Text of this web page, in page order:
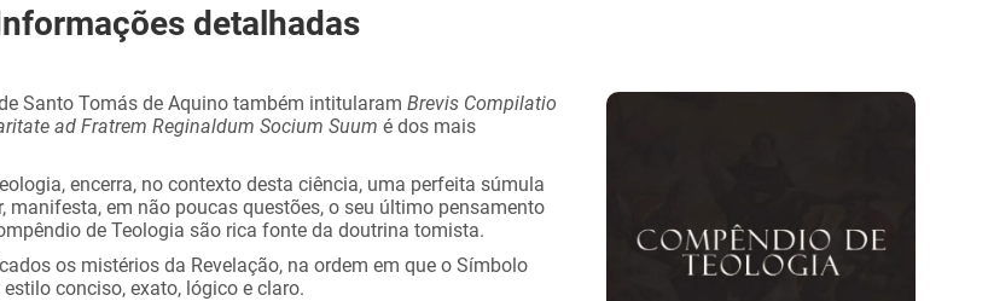
detalhadas
Santo Tomás de Aquino também intitularam Brevis Compilatio
ad Fratrem Reginaldum Socium Suum é dos mais
encerra, no contexto desta ciência, uma perfeita súmula
em não poucas questões, o seu último pensamento
de Teologia são rica fonte da doutrina tomista.
os mistérios da Revelação, na ordem em que o Símbolo
conciso, exato, lógico e claro.